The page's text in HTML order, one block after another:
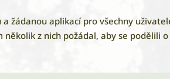
žádanou aplikací pro všechny
z nich požádal, aby se podělili